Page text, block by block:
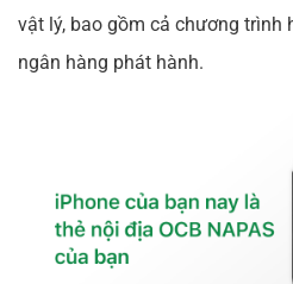
vật lý, bao gồm cả chương trình
ngân hàng phát hành.